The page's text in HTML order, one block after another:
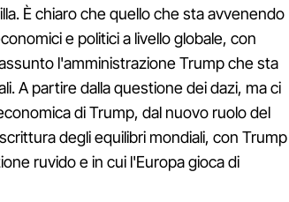
È chiaro che quello che sta avvenendo
e politici a livello globale, con
l'amministrazione Trump che sta
A partire dalla questione dei dazi, ma ci
di Trump, dal nuovo ruolo del
degli equilibri mondiali, con Trump
ruvido e in cui l'Europa gioca di